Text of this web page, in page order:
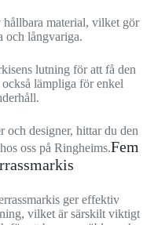
hållbara material, vilket gör
och långvariga.
lutning för att få den
lämpliga för enkel
och designer, hittar du den
oss på Ringheims.Fem
ger effektiv
vilket är särskilt viktigt